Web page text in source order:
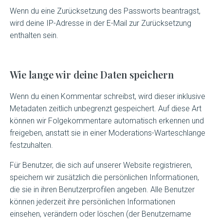
Wenn du eine Zurücksetzung des Passworts beantragst,
wird deine IP-Adresse in der E-Mail zur Zurücksetzung
enthalten sein.
Wie lange wir deine Daten speichern
Wenn du einen Kommentar schreibst, wird dieser inklusive
Metadaten zeitlich unbegrenzt gespeichert. Auf diese Art
können wir Folgekommentare automatisch erkennen und
freigeben, anstatt sie in einer Moderations-Warteschlange
festzuhalten.
Für Benutzer, die sich auf unserer Website registrieren,
speichern wir zusätzlich die persönlichen Informationen,
die sie in ihren Benutzerprofilen angeben. Alle Benutzer
können jederzeit ihre persönlichen Informationen
einsehen, verändern oder löschen (der Benutzername